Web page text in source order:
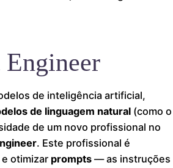
de inteligência artificial,
de linguagem natural (como o
de um novo profissional no
. Este profissional é
otimizar prompts — as instruções